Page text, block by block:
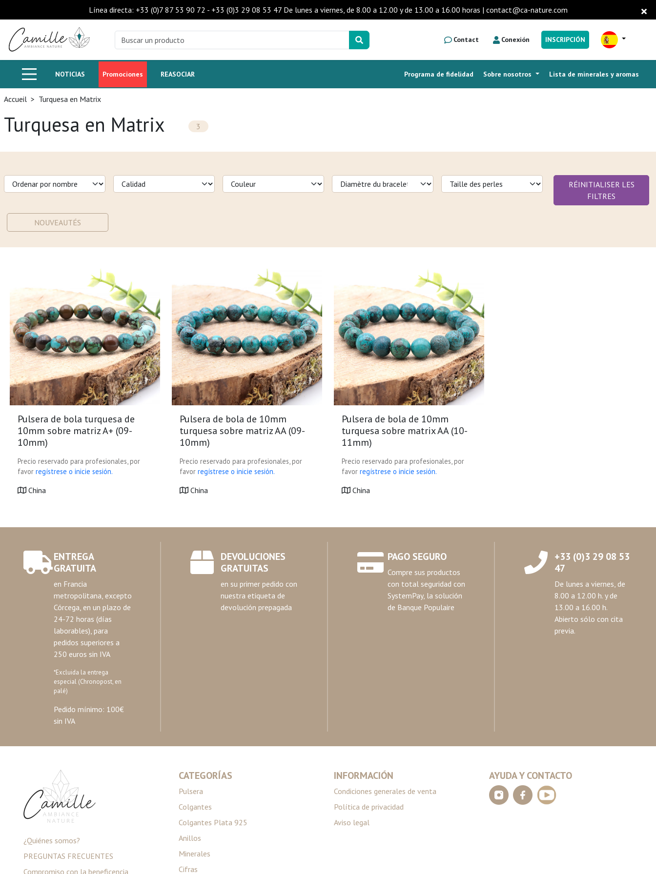
Línea directa: +33 (0)7 87 53 90 72 - +33 (0)3 29 08 53 47 De lunes a viernes, de 8.00 a 12.00 y de 13.00 a 16.00 horas | contact@ca-nature.com
Contact Conexión INSCRIPCIÓN
NOTICIAS Promociones REASOCIAR Lista de minerales y aromas
Sobre nosotros
Programa de fidelidad
Accueil > Turquesa en Matrix
Turquesa en Matrix 3
RÉINITIALISER LES
FILTRES
NOUVEAUTÉS
Pulsera de bola turquesa de
10mm sobre matriz A+ (09-
10mm)
Precio reservado para profesionales, por
favor regístrese o inicie sesión.
China
Pulsera de bola de 10mm
turquesa sobre matriz AA (09-
10mm)
Precio reservado para profesionales, por
favor regístrese o inicie sesión.
China
Pulsera de bola de 10mm
turquesa sobre matrix AA (10-
11mm)
Precio reservado para profesionales, por
favor regístrese o inicie sesión.
China
ENTREGA
GRATUITA
en Francia
metropolitana, excepto
Córcega, en un plazo de
24-72 horas (días
laborables), para
pedidos superiores a
250 euros sin IVA
*Excluida la entrega
especial (Chronopost, en
palé)
Pedido mínimo: 100€
sin IVA
DEVOLUCIONES
GRATUITAS
en su primer pedido con
nuestra etiqueta de
devolución prepagada
PAGO SEGURO
Compre sus productos
con total seguridad con
SystemPay, la solución
de Banque Populaire
+33 (0)3 29 08 53
47
De lunes a viernes, de
8.00 a 12.00 h. y de
13.00 a 16.00 h.
Abierto sólo con cita
previa.
¿Quiénes somos?
PREGUNTAS FRECUENTES
Compromiso con la beneficencia
CATEGORÍAS
Pulsera
Colgantes
Colgantes Plata 925
Anillos
Minerales
Cifras
INFORMACIÓN
Condiciones generales de venta
Política de privacidad
Aviso legal
AYUDA Y CONTACTO